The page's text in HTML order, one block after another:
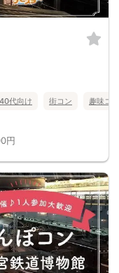
40代向け 街コン 趣味コン
円